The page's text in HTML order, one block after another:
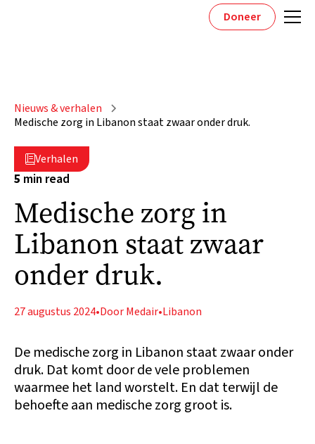
Doneer
Nieuws & verhalen
Medische zorg in Libanon staat zwaar onder druk.
Verhalen
5 min read
Medische zorg in
Libanon staat zwaar
onder druk.
27 augustus 2024•Door Medair•Libanon
De medische zorg in Libanon staat zwaar onder
druk. Dat komt door de vele problemen
waarmee het land worstelt. En dat terwijl de
behoefte aan medische zorg groot is.